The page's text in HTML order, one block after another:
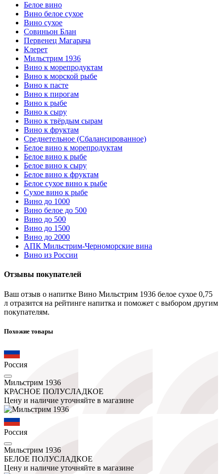
Белое вино
Вино белое сухое
Вино сухое
Совиньон Блан
Первенец Магарача
Клерет
Мильстрим 1936
Вино к морепродуктам
Вино к морской рыбе
Вино к пасте
Вино к пирогам
Вино к рыбе
Вино к сыру
Вино к твёрдым сырам
Вино к фруктам
Среднетельное (Сбалансированное)
Белое вино к морепродуктам
Белое вино к рыбе
Белое вино к сыру
Белое вино к фруктам
Белое сухое вино к рыбе
Сухое вино к рыбе
Вино до 1000
Вино белое до 500
Вино до 500
Вино до 1500
Вино до 2000
АПК Мильстрим-Черноморские вина
Вино из России
Отзывы покупателей
Ваш отзыв о напитке Вино Мильстрим 1936 белое сухое 0,75
л отразится на рейтинге напитка и поможет с выбором другим
покупателям.
Похожие товары
Россия
Мильстрим 1936
КРАСНОЕ ПОЛУСЛАДКОЕ
Цену и наличие уточняйте в магазине
Россия
Мильстрим 1936
БЕЛОЕ ПОЛУСЛАДКОЕ
Цену и наличие уточняйте в магазине